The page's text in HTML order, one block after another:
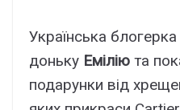
Українська блогерка
доньку Емілію та
подарунки від